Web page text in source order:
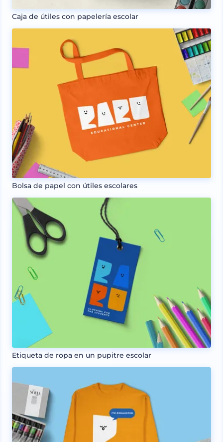
Caja de útiles con papelería escolar
Bolsa de papel con útiles escolares
Etiqueta de ropa en un pupitre escolar